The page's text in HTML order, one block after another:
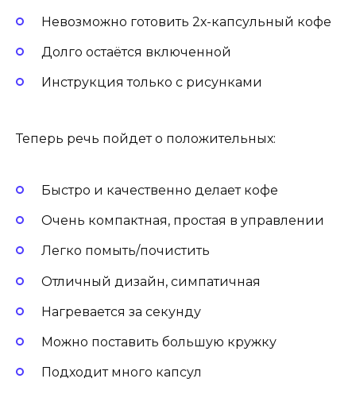
Невозможно готовить 2х-капсульный кофе
Долго остаётся включенной
Инструкция только с рисунками
Теперь речь пойдет о положительных:
Быстро и качественно делает кофе
Очень компактная, простая в управлении
Легко помыть/почистить
Отличный дизайн, симпатичная
Нагревается за секунду
Можно поставить большую кружку
Подходит много капсул